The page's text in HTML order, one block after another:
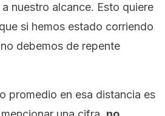
nuestro alcance. Esto quiere
si hemos estado corriendo
debemos de repente
promedio en esa distancia es